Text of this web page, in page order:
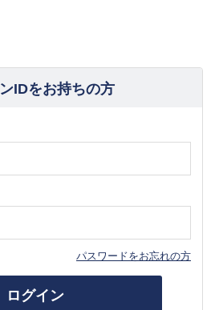
IDをお持ちの方
パスワードをお忘れの方
ログイン